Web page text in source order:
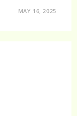
MAY 16, 2025